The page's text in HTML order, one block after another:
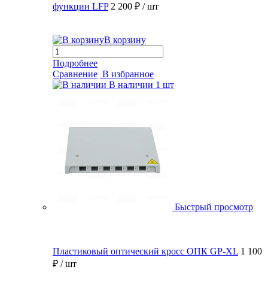
функции LFP 2 200 ₽ / шт
В корзину
Подробнее
Сравнение В избранное
В наличии 1 шт
Быстрый просмотр
Пластиковый оптический кросс ОПК GP-XL 1 100
₽ / шт